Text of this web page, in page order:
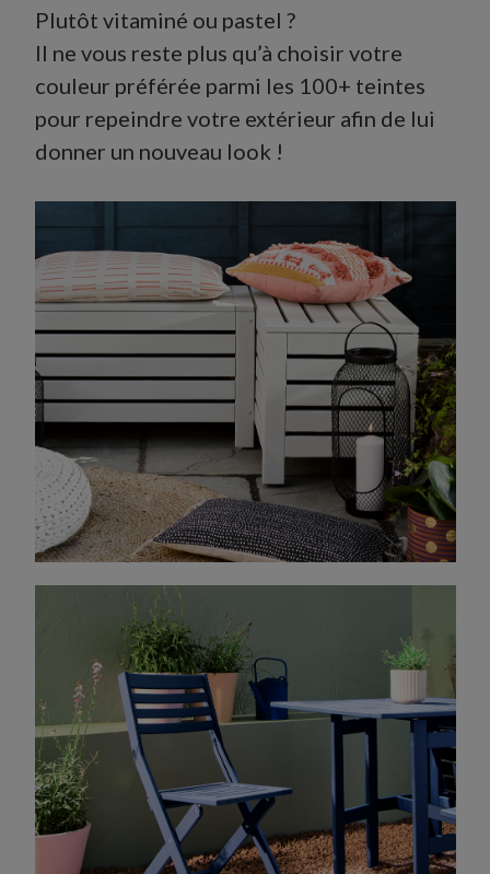
Plutôt vitaminé ou pastel ?
Il ne vous reste plus qu’à choisir votre
couleur préférée parmi les 100+ teintes
pour repeindre votre extérieur afin de lui
donner un nouveau look !